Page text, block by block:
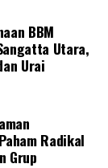
BBM
Utara,
Urai
Radikal
Grup